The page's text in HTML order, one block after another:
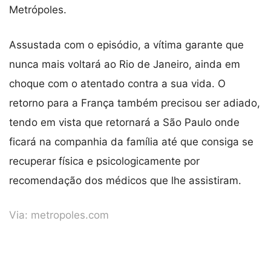
Metrópoles.
Assustada com o episódio, a vítima garante que
nunca mais voltará ao Rio de Janeiro, ainda em
choque com o atentado contra a sua vida. O
retorno para a França também precisou ser adiado,
tendo em vista que retornará a São Paulo onde
ficará na companhia da família até que consiga se
recuperar física e psicologicamente por
recomendação dos médicos que lhe assistiram.
Via: metropoles.com